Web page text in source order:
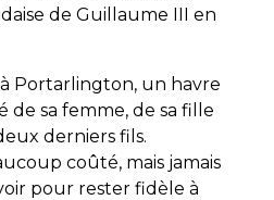
de Guillaume III en
Portarlington, un havre
sa femme, de sa fille
derniers fils.
coûté, mais jamais
pour rester fidèle à